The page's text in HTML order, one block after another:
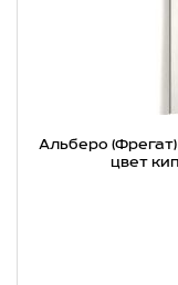
Альберо
цвет